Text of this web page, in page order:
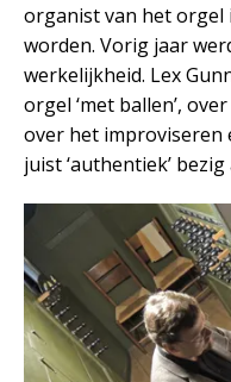
organist van het
worden. Vorig jaar
werkelijkheid. Lex
orgel ‘met ballen’,
over het improviseren
juist ‘authentiek’